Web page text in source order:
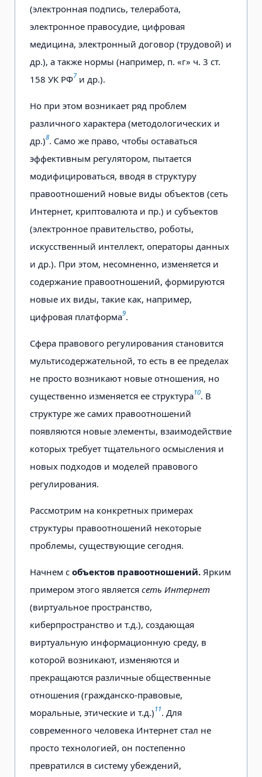
(электронная подпись, телеработа,
электронное правосудие, цифровая
медицина, электронный договор (трудовой) и
др.), а также нормы (например, п. «г» ч. 3 ст.
158 УК РФ7 и др.).
Но при этом возникает ряд проблем
различного характера (методологических и
др.)8. Само же право, чтобы оставаться
эффективным регулятором, пытается
модифицироваться, вводя в структуру
правоотношений новые виды объектов (сеть
Интернет, криптовалюта и пр.) и субъектов
(электронное правительство, роботы,
искусственный интеллект, операторы данных
и др.). При этом, несомненно, изменяется и
содержание правоотношений, формируются
новые их виды, такие как, например,
цифровая платформа9.
Сфера правового регулирования становится
мультисодержательной, то есть в ее пределах
не просто возникают новые отношения, но
существенно изменяется ее структура10. В
структуре же самих правоотношений
появляются новые элементы, взаимодействие
которых требует тщательного осмысления и
новых подходов и моделей правового
регулирования.
Рассмотрим на конкретных примерах
структуры правоотношений некоторые
проблемы, существующие сегодня.
Начнем с объектов правоотношений. Ярким
примером этого является сеть Интернет
(виртуальное пространство,
киберпространство и т.д.), создающая
виртуальную информационную среду, в
которой возникают, изменяются и
прекращаются различные общественные
отношения (гражданско-правовые,
моральные, этические и т.д.)11. Для
современного человека Интернет стал не
просто технологией, он постепенно
превратился в систему убеждений,